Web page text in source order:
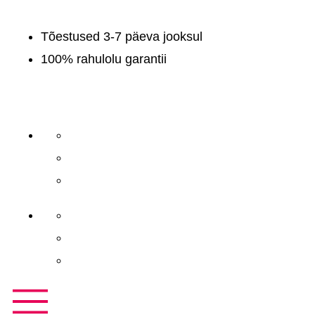
Tõestused 3-7 päeva jooksul
100% rahulolu garantii